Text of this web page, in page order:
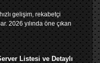
gelişim, rekabetçi
2026 yılında öne çıkan
Listesi ve Detaylı